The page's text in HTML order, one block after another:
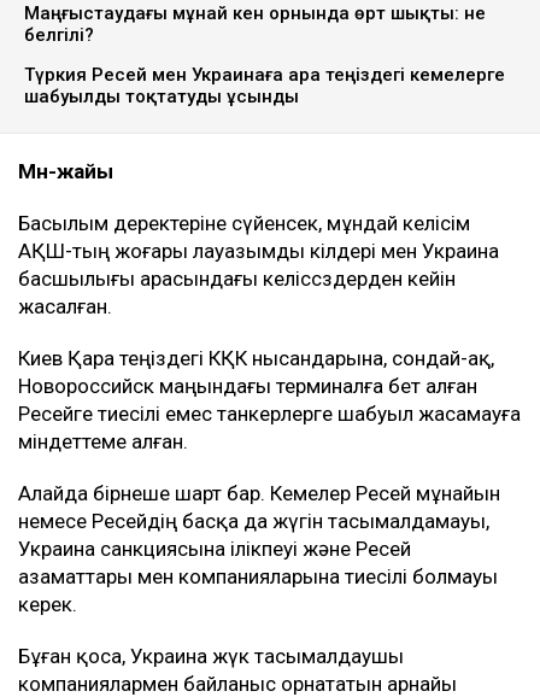
Маңғыстаудағы мұнай кен орнында өрт шықты: не
белгілі?
Түркия Ресей мен Украинаға Қара теңіздегі кемелерге
шабуылды тоқтатуды ұсынды
Мән-жайы
Басылым деректеріне сүйенсек, мұндай келісім
АҚШ-тың жоғары лауазымды өкілдері мен Украина
басшылығы арасындағы келіссөздерден кейін
жасалған.
Киев Қара теңіздегі КҚК нысандарына, сондай-ақ,
Новороссийск маңындағы терминалға бет алған
Ресейге тиесілі емес танкерлерге шабуыл жасамауға
міндеттеме алған.
Алайда бірнеше шарт бар. Кемелер Ресей мұнайын
немесе Ресейдің басқа да жүгін тасымалдамауы,
Украина санкциясына ілікпеуі және Ресей
азаматтары мен компанияларына тиесілі болмауы
керек.
Бұған қоса, Украина жүк тасымалдаушы
компаниялармен байланыс орнататын арнайы